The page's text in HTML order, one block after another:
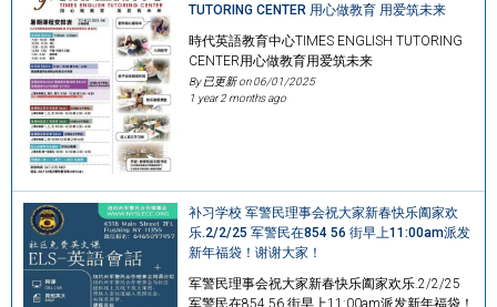
TUTORING CENTER 用心做教育 用爱筑未来
時代英語教育中心TIMES ENGLISH TUTORING
CENTER用心做教育用爱筑未来
By 已更新 on06/01/2025
1 year 2 months ago
补习学校 军警民理事会祝大家新春快乐阖家欢
乐.2/2/25 军警民在854 56 街早上11:00am派发
新年福袋！谢谢大家！
军警民理事会祝大家新春快乐阖家欢乐.2/2/25
军警民在854 56 街早上11:00am派发新年福袋！